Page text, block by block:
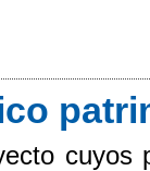
cuyos